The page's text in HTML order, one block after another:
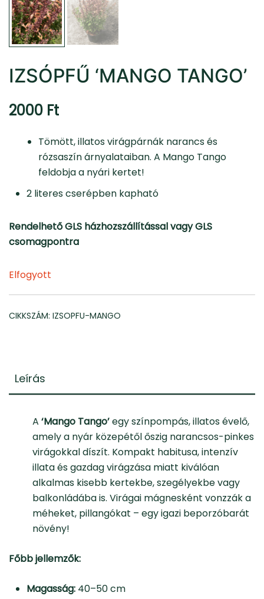
IZSÓPFŰ ‘MANGO TANGO’
2000 Ft
Tömött, illatos virágpárnák narancs és
rózsaszín árnyalataiban. A Mango Tango
feldobja a nyári kertet!
2 literes cserépben kapható
Rendelhető GLS házhozszállítással vagy GLS
csomagpontra
Elfogyott
CIKKSZÁM: IZSOPFU-MANGO
Leírás
A ‘Mango Tango’egy színpompás, illatos évelő,
amely a nyár közepétől őszig narancsos-pinkes
virágokkal díszít. Kompakt habitusa, intenzív
illata és gazdag virágzása miatt kiválóan
alkalmas kisebb kertekbe, szegélyekbe vagy
balkonládába is. Virágai mágnesként vonzzák a
méheket, pillangókat – egy igazi beporzóbarát
növény!
Főbb jellemzők:
Magasság: 40–50 cm